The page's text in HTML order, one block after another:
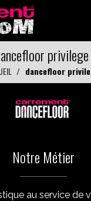
privilege
dancefloor
Notre Métier
au service de